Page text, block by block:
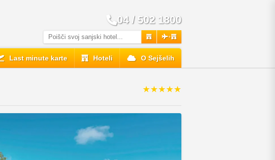
04 / 502 1800
+
Last minute karte Hoteli O Sejšelih
★★★★★